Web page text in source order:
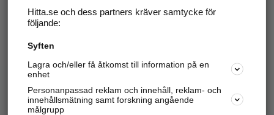
Hitta.se - Gratis nummerupplysning.
Sök företag, personer och platser.
Hitta telefonnummer, adresser, företagsinfo mm.
Hitta.se och dess partners kräver samtycke för
följande:
Syften
Lagra och/eller få åtkomst till information på en
enhet
Personanpassad reklam och innehåll, reklam- och
innehållsmätning samt forskning angående
målgrupp